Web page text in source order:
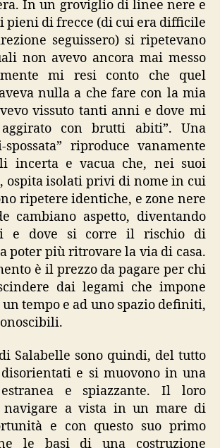
In un groviglio di linee nere e
pieni di frecce (di cui era difficile
seguissero) si ripetevano
non avevo ancora mai messo
mi resi conto che quel
nulla a che fare con la mia
vissuto tanti anni e dove mi
con brutti abiti”. Una
spossata” riproduce vanamente
incerta e vacua che, nei suoi
ospita isolati privi di nome in cui
ripetere identiche, e zone nere
cambiano aspetto, diventando
e dove si corre il rischio di
poter più ritrovare la via di casa.
è il prezzo da pagare per chi
dai legami che impone
un tempo e ad uno spazio definiti,
Salabelle sono quindi, del tutto
e si muovono in una
e spiazzante. Il loro
navigare a vista in un mare di
e con questo suo primo
le basi di una costruzione